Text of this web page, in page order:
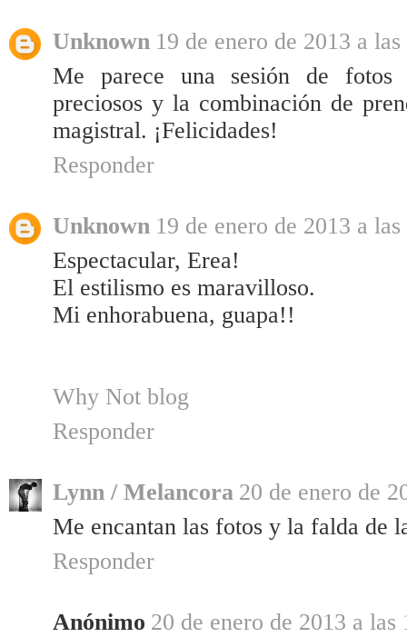
Unknown 19 de enero de 2013 a
Me parece una sesión de fotos
preciosos y la combinación de
magistral. ¡Felicidades!
Responder
Unknown 19 de enero de 2013 a
Espectacular, Erea!
El estilismo es maravilloso.
Mi enhorabuena, guapa!!
Why Not blog
Responder
Lynn / Melancora 20 de enero de
Me encantan las fotos y la falda de
Responder
Anónimo 20 de enero de 2013 a las